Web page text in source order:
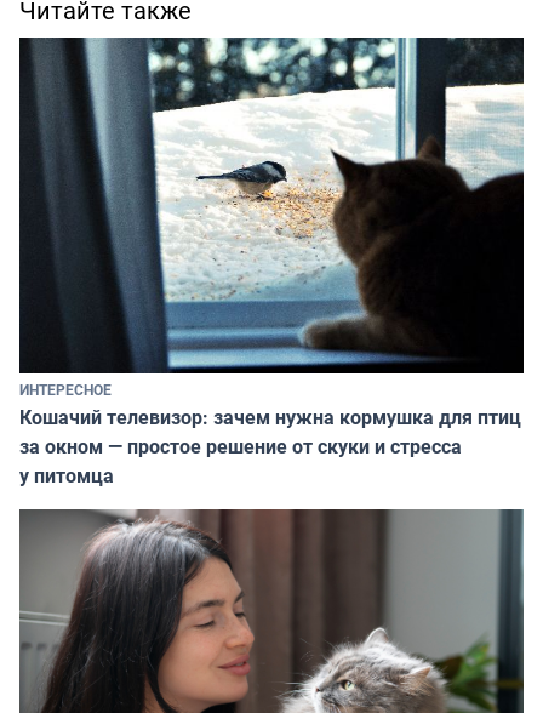
Читайте также
ИНТЕРЕСНОЕ
Кошачий телевизор: зачем нужна кормушка для птиц
за окном — простое решение от скуки и стресса
у питомца